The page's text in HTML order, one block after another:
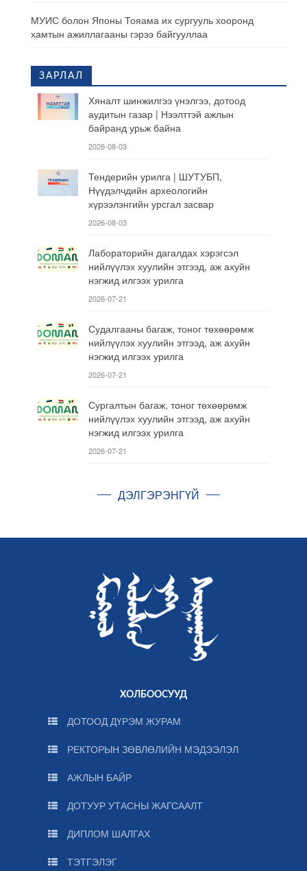
МУИС болон Японы Тояама их сургууль хооронд
хамтын ажиллагааны гэрээ байгууллаа
ЗАРЛАЛ
Хяналт шинжилгээ үнэлгээ, дотоод
аудитын газар | Нээлттэй ажлын
байранд урьж байна
2026-08-03
Тендерийн урилга | ШУТУБП,
Нүүдэлчдийн археологийн
хүрээлэнгийн урсгал засвар
2026-08-03
Лабораторийн дагалдах хэрэгсэл
нийлүүлэх хуулийн этгээд, аж ахуйн
нэгжид илгээх урилга
2026-07-21
Судалгааны багаж, тоног төхөөрөмж
нийлүүлэх хуулийн этгээд, аж ахуйн
нэгжид илгээх урилга
2026-07-21
Сургалтын багаж, тоног төхөөрөмж
нийлүүлэх хуулийн этгээд, аж ахуйн
нэгжид илгээх урилга
2026-07-21
ДЭЛГЭРЭНГҮЙ
ХОЛБООСУУД
ДОТООД ДҮРЭМ ЖУРАМ
РЕКТОРЫН ЗӨВЛӨЛИЙН МЭДЭЭЛЭЛ
АЖЛЫН БАЙР
ДОТУУР УТАСНЫ ЖАГСААЛТ
ДИПЛОМ ШАЛГАХ
ТЭТГЭЛЭГ